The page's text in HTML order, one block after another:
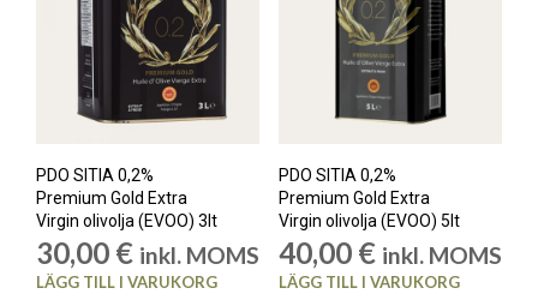
PDO SITIA 0,2%
Premium Gold Extra
Virgin olivolja (EVOO) 3lt
30,00 € inkl. MOMS
LÄGG TILL I VARUKORG
PDO SITIA 0,2%
Premium Gold Extra
Virgin olivolja (EVOO) 5lt
40,00 € inkl. MOMS
LÄGG TILL I VARUKORG